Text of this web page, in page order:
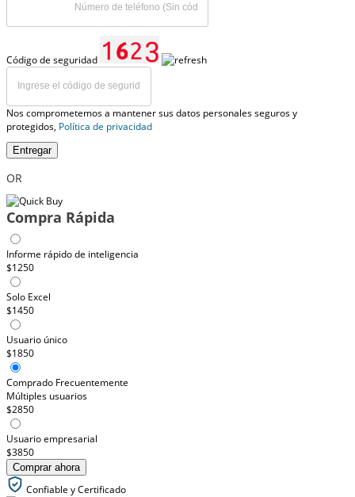
Código de seguridad
Nos comprometemos a mantener sus datos personales seguros y
protegidos, Política de privacidad
Entregar
OR
Compra Rápida
Informe rápido de inteligencia
$1250
Solo Excel
$1450
Usuario único
$1850
Comprado Frecuentemente
Múltiples usuarios
$2850
Usuario empresarial
$3850
Comprar ahora
Confiable y Certificado